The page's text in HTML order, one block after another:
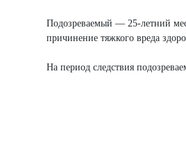
Подозреваемый — 25-летний
причинение тяжкого вреда
На период следствия